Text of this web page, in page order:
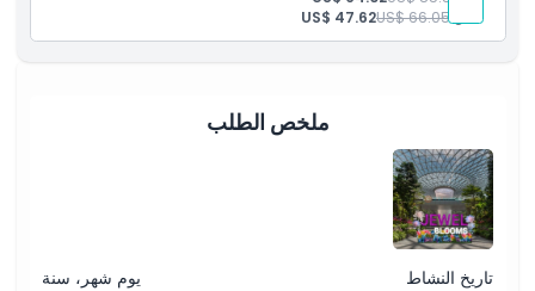
دخول مجاني إلى حديقة المظلة
طفل:US$ 66.05
US$ 47.62
ملخص الطلب
تاريخ النشاط
يوم شهر، سنة